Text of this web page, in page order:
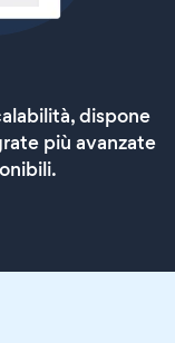
dispone
più avanzate